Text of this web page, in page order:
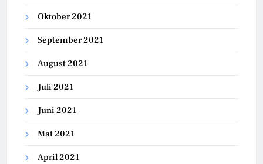
Oktober 2021
September 2021
August 2021
Juli 2021
Juni 2021
Mai 2021
April 2021